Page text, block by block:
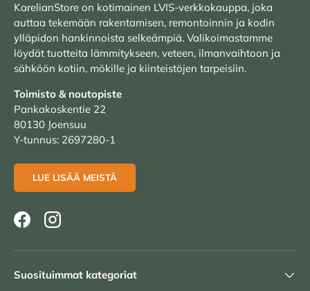
KarelianStore on kotimainen LVIS-verkkokauppa, joka
auttaa tekemään rakentamisen, remontoinnin ja kodin
ylläpidon hankinnoista selkeämpiä. Valikoimastamme
löydät tuotteita lämmitykseen, veteen, ilmanvaihtoon ja
sähköön kotiin, mökille ja kiinteistöjen tarpeisiin.
Toimisto & noutopiste
Pankakoskentie 22
80130 Joensuu
Y-tunnus: 2697280-1
LUE LISÄÄ MEISTÄ
FacebookInstagram
Suosituimmat kategoriat